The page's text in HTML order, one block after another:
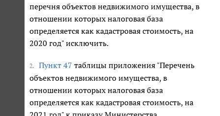
перечня объектов недвижимого имущества, в
отношении которых налоговая база
определяется как кадастровая стоимость, на
2020 год" исключить.
2. Пункт 47 таблицы приложения "Перечень
объектов недвижимого имущества, в
отношении которых налоговая база
определяется как кадастровая стоимость, на